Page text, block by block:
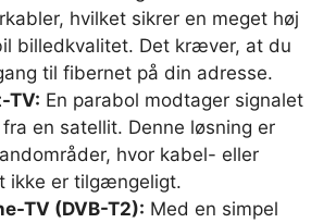
hvilket sikrer en meget høj
billedkvalitet. Det kræver, at du
til fibernet på din adresse.
TV: En parabol modtager signalet
en satellit. Denne løsning er
hvor kabel- eller
ikke er tilgængeligt.
TV (DVB-T2): Med en simpel